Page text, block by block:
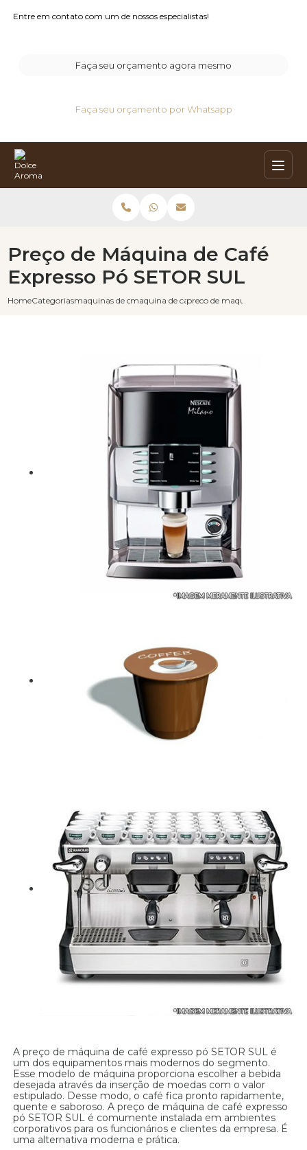
Entre em contato com um de nossos especialistas!
Faça seu orçamento agora mesmo
Faça seu orçamento por Whatsapp
HomeCategoriasmaquinas de cafe expressomaquina de cafe automatica moedas
preco de maquina de cafe
Preço de Máquina de Café
Expresso Pó SETOR SUL
A preço de máquina de café expresso pó SETOR SUL é
um dos equipamentos mais modernos do segmento.
Esse modelo de máquina proporciona escolher a bebida
desejada através da inserção de moedas com o valor
estipulado. Desse modo, o café fica pronto rapidamente,
quente e saboroso. A preço de máquina de café expresso
pó SETOR SUL é comumente instalada em ambientes
corporativos para os funcionários e clientes da empresa. É
uma alternativa moderna e prática.